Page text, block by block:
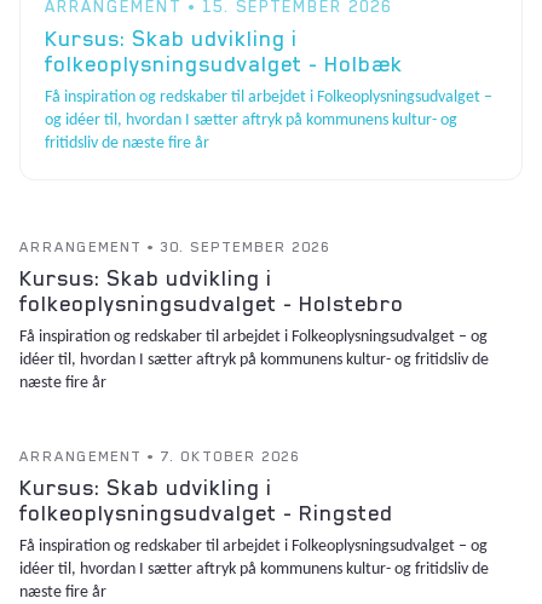
ARRANGEMENT • 15. SEPTEMBER 2026
Kursus: Skab udvikling i
folkeoplysningsudvalget - Holbæk
Få inspiration og redskaber til arbejdet i Folkeoplysningsudvalget –
og idéer til, hvordan I sætter aftryk på kommunens kultur- og
fritidsliv de næste fire år
ARRANGEMENT • 30. SEPTEMBER 2026
Kursus: Skab udvikling i
folkeoplysningsudvalget - Holstebro
Få inspiration og redskaber til arbejdet i Folkeoplysningsudvalget – og
idéer til, hvordan I sætter aftryk på kommunens kultur- og fritidsliv de
næste fire år
ARRANGEMENT • 7. OKTOBER 2026
Kursus: Skab udvikling i
folkeoplysningsudvalget - Ringsted
Få inspiration og redskaber til arbejdet i Folkeoplysningsudvalget – og
idéer til, hvordan I sætter aftryk på kommunens kultur- og fritidsliv de
næste fire år